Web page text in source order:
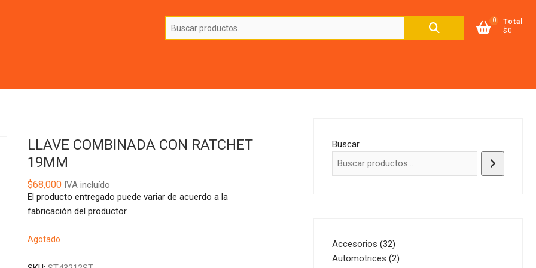
Buscar
0
Total
$0
LLAVE COMBINADA CON RATCHET
19MM
$68,000 IVA incluído
El producto entregado puede variar de acuerdo a la
fabricación del productor.
Agotado
Buscar
Accesorios 3232
productos
Automotrices 22